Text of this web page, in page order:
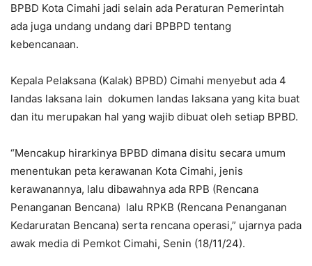
BPBD Kota Cimahi jadi selain ada Peraturan Pemerintah
ada juga undang undang dari BPBPD tentang
kebencanaan.
Kepala Pelaksana (Kalak) BPBD) Cimahi menyebut ada 4
landas laksana lain dokumen landas laksana yang kita buat
dan itu merupakan hal yang wajib dibuat oleh setiap BPBD.
“Mencakup hirarkinya BPBD dimana disitu secara umum
menentukan peta kerawanan Kota Cimahi, jenis
kerawanannya, lalu dibawahnya ada RPB (Rencana
Penanganan Bencana) lalu RPKB (Rencana Penanganan
Kedaruratan Bencana) serta rencana operasi,” ujarnya pada
awak media di Pemkot Cimahi, Senin (18/11/24).